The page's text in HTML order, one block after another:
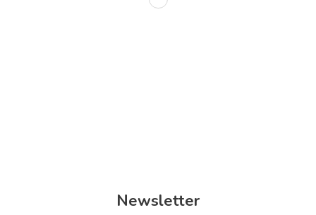
Newsletter